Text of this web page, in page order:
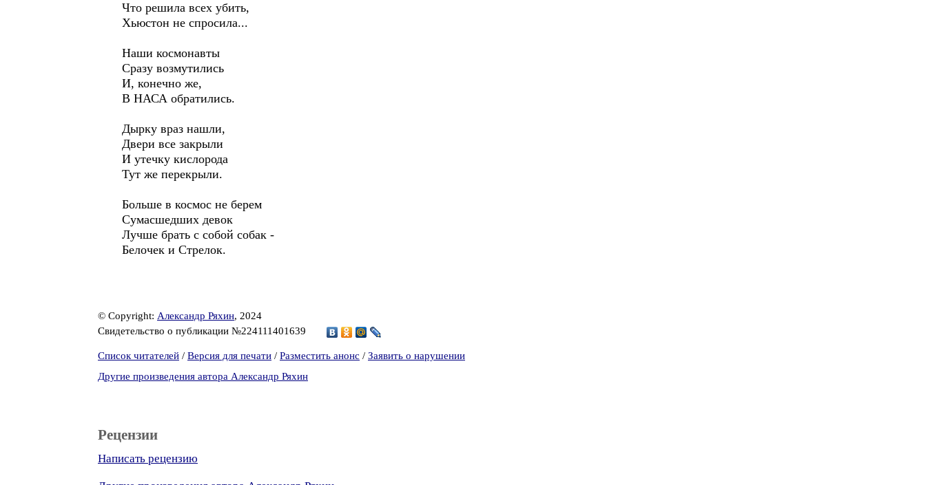
Что решила всех убить,
Хьюстон не спросила...
Наши космонавты
Сразу возмутились
И, конечно же,
В НАСА обратились.
Дырку враз нашли,
Двери все закрыли
И утечку кислорода
Тут же перекрыли.
Больше в космос не берем
Сумасшедших девок
Лучше брать с собой собак -
Белочек и Стрелок.
© Copyright: Александр Ряхин, 2024
Свидетельство о публикации №224111401639
Список читателей / Версия для печати / Разместить анонс / Заявить о нарушении
Другие произведения автора Александр Ряхин
Рецензии
Написать рецензию